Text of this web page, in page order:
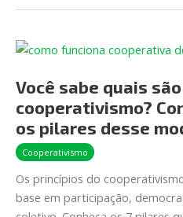
Você sabe quais
cooperativismo?
os pilares desse
Cooperativismo
Os princípios do
base em participação,
Você
quais
são
os
princípios
do
cooperativismo?
Conheça